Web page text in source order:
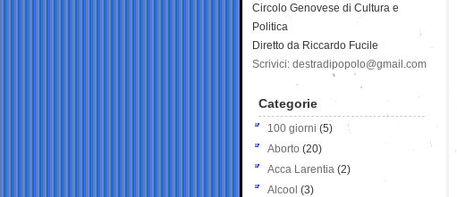
Circolo Genovese di Cultura e
Politica
Diretto da Riccardo Fucile
Scrivici: destradipopolo@gmail.com
Categorie
100 giorni (5)
Aborto (20)
Acca Larentia (2)
Alcool (3)